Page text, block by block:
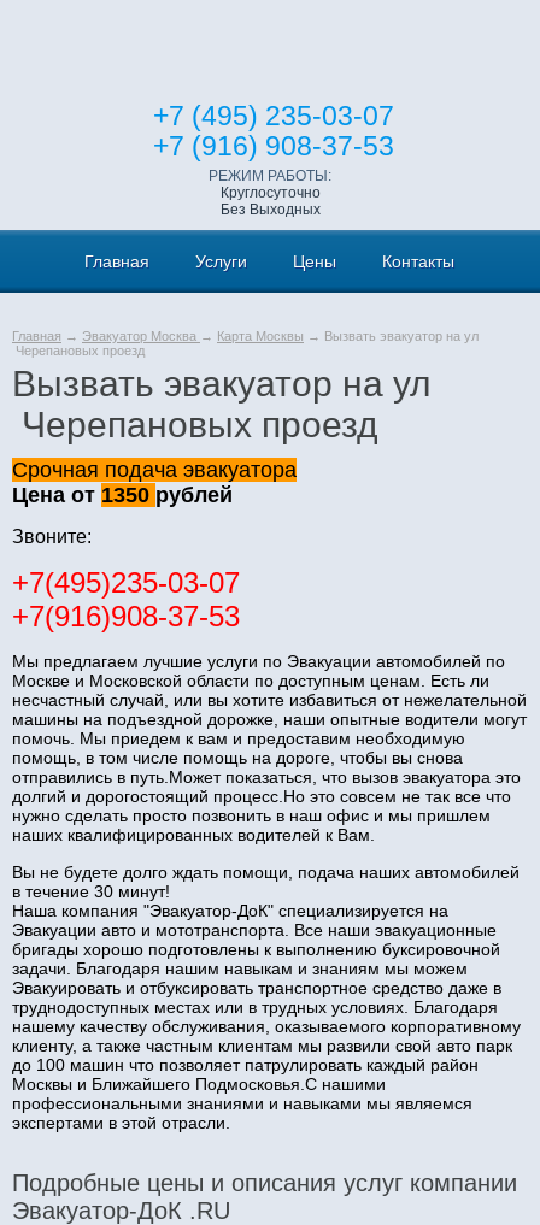
+7 (495) 235-03-07
+7 (916) 908-37-53
РЕЖИМ РАБОТЫ:
Круглосуточно
Без Выходных
Главная Услуги Цены Контакты
Главная → Эвакуатор Москва → Карта Москвы → Вызвать эвакуатор на ул
Черепановых проезд
Вызвать эвакуатор на ул
Черепановых проезд
Срочная подача эвакуатора
Цена от 1350 рублей
Звоните:
+7(495)235-03-07
+7(916)908-37-53
Мы предлагаем лучшие услуги по Эвакуации автомобилей по
Москве и Московской области по доступным ценам. Есть ли
несчастный случай, или вы хотите избавиться от нежелательной
машины на подъездной дорожке, наши опытные водители могут
помочь. Мы приедем к вам и предоставим необходимую
помощь, в том числе помощь на дороге, чтобы вы снова
отправились в путь.Может показаться, что вызов эвакуатора это
долгий и дорогостоящий процесс.Но это совсем не так все что
нужно сделать просто позвонить в наш офис и мы пришлем
наших квалифицированных водителей к Вам.
Вы не будете долго ждать помощи, подача наших автомобилей
в течение 30 минут!
Наша компания "Эвакуатор-ДоК" специализируется на
Эвакуации авто и мототранспорта. Все наши эвакуационные
бригады хорошо подготовлены к выполнению буксировочной
задачи. Благодаря нашим навыкам и знаниям мы можем
Эвакуировать и отбуксировать транспортное средство даже в
труднодоступных местах или в трудных условиях. Благодаря
нашему качеству обслуживания, оказываемого корпоративному
клиенту, а также частным клиентам мы развили свой авто парк
до 100 машин что позволяет патрулировать каждый район
Москвы и Ближайшего Подмосковья.С нашими
профессиональными знаниями и навыками мы являемся
экспертами в этой отрасли.
Подробные цены и описания услуг компании
Эвакуатор-ДоК .RU